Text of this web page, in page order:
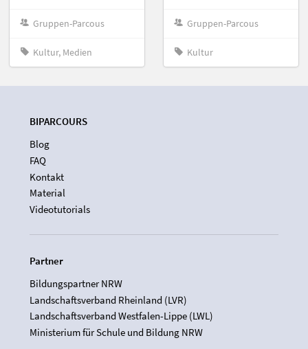
Gruppen-Parcous
Kultur, Medien
Gruppen-Parcous
Kultur
BIPARCOURS
Blog
FAQ
Kontakt
Material
Videotutorials
Partner
Bildungspartner NRW
Landschaftsverband Rheinland (LVR)
Landschaftsverband Westfalen-Lippe (LWL)
Ministerium für Schule und Bildung NRW